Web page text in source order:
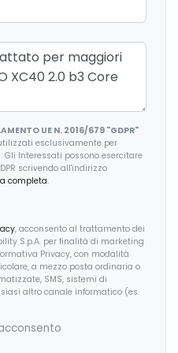
+ sensore pioggia
UE N. 2016/679 "GDPR"
esclusivamente per
Interessati possono esercitare
scrivendo all'indirizzo
completa.
, acconsento al trattamento dei
S.p.A. per finalità di marketing
Privacy, con modalità
a mezzo posta ordinaria o
SMS, sistemi di
altro canale informatico (es.